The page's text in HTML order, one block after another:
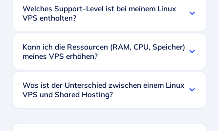
Welches Support-Level ist bei meinem Linux
VPS enthalten?
Kann ich die Ressourcen (RAM, CPU, Speicher)
meines VPS erhöhen?
Was ist der Unterschied zwischen einem Linux
VPS und Shared Hosting?